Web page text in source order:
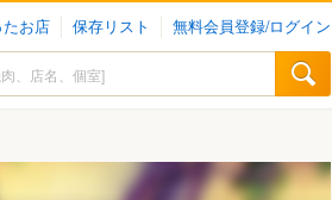
お店 保存リスト 無料会員登録/ログイン